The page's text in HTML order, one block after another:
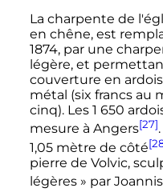
La charpente de
en chêne, est
1874, par une
légère, et
couverture en
métal (six francs au
cinq). Les 1 650
mesure à Angers[27]
1,05 mètre de côté
pierre de Volvic,
légères » par